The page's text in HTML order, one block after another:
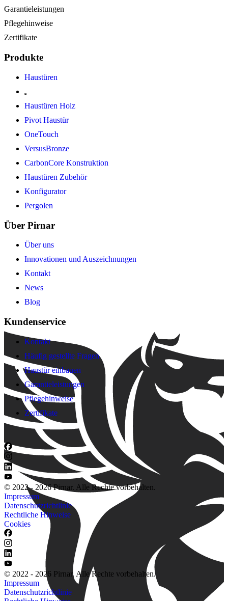
Garantieleistungen
Pflegehinweise
Zertifikate
Produkte
Haustüren
Haustüren Holz
Pivot Haustür
OneTouch
VersusBronze
CarbonCore Konstruktion
Haustüren Zubehör
Konfigurator
Pergolen
Über Pirnar
Über uns
Innovationen und Auszeichnungen
Kontakt
News
Blog
Kundenservice
Kontakt
Häufig gestellte Fragen
Haustür einbauen
Garantieleistungen
Pflegehinweise
Zertifikate
© 2022 - 2026 Pirnar. Alle Rechte vorbehalten.
Impressum
Datenschutzrichtlinie
Rechtliche Hinweise
Cookies
© 2022 - 2026 Pirnar. Alle Rechte vorbehalten.
Impressum
Datenschutzrichtlinie